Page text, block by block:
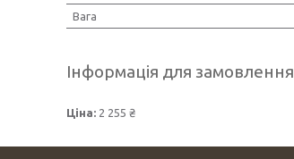
Вага
Інформація для замовлення
Ціна: 2 255 ₴